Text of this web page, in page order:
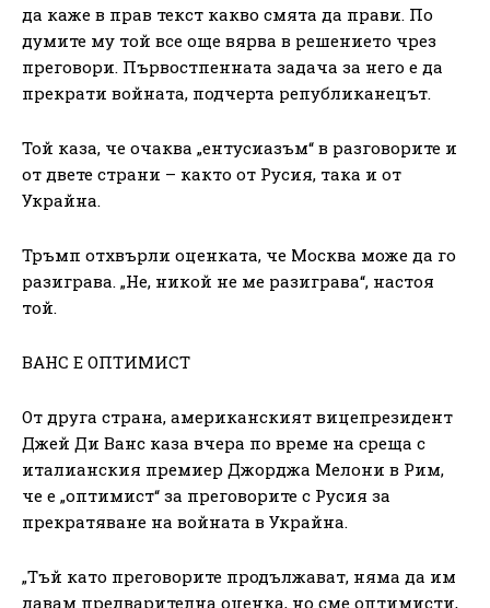
да каже в прав текст какво смята да прави. По
думите му той все още вярва в решението чрез
преговори. Първостпенната задача за него е да
прекрати войната, подчерта републиканецът.
Той каза, че очаква „ентусиазъм“ в разговорите и
от двете страни – както от Русия, така и от
Украйна.
Тръмп отхвърли оценката, че Москва може да го
разиграва. „Не, никой не ме разиграва“, настоя
той.
ВАНС Е ОПТИМИСТ
От друга страна, американският вицепрезидент
Джей Ди Ванс каза вчера по време на среща с
италианския премиер Джорджа Мелони в Рим,
че е „оптимист“ за преговорите с Русия за
прекратяване на войната в Украйна.
„Тъй като преговорите продължават, няма да им
давам предварителна оценка, но сме оптимисти,